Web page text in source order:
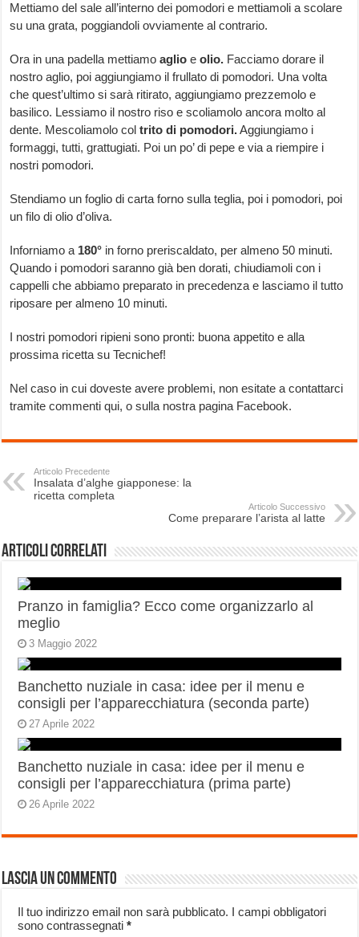
Mettiamo del sale all’interno dei pomodori e mettiamoli a scolare
su una grata, poggiandoli ovviamente al contrario.
Ora in una padella mettiamoaglio eolio. Facciamo dorare il
nostro aglio, poi aggiungiamo il frullato di pomodori. Una volta
che quest’ultimo si sarà ritirato, aggiungiamo prezzemolo e
basilico. Lessiamo il nostro riso e scoliamolo ancora molto al
dente. Mescoliamolo coltrito di pomodori.Aggiungiamo i
formaggi, tutti, grattugiati. Poi un po’ di pepe e via a riempire i
nostri pomodori.
Stendiamo un foglio di carta forno sulla teglia, poi i pomodori, poi
un filo di olio d’oliva.
Inforniamo a 180° in forno preriscaldato, per almeno 50 minuti.
Quando i pomodori saranno già ben dorati, chiudiamoli con i
cappelli che abbiamo preparato in precedenza e lasciamo il tutto
riposare per almeno 10 minuti.
I nostri pomodori ripieni sono pronti: buona appetito e alla
prossima ricetta su Tecnichef!
Nel caso in cui doveste avere problemi, non esitate a contattarci
tramite commenti qui, o sulla nostra pagina Facebook.
Articolo Precedente
Insalata d’alghe giapponese: la
ricetta completa
Articolo Successivo
Come preparare l’arista al latte
Articoli correlati
Pranzo in famiglia? Ecco come organizzarlo al
meglio
3 Maggio 2022
Banchetto nuziale in casa: idee per il menu e
consigli per l’apparecchiatura (seconda parte)
27 Aprile 2022
Banchetto nuziale in casa: idee per il menu e
consigli per l’apparecchiatura (prima parte)
26 Aprile 2022
Lascia un commento
Il tuo indirizzo email non sarà pubblicato. I campi obbligatori
sono contrassegnati*